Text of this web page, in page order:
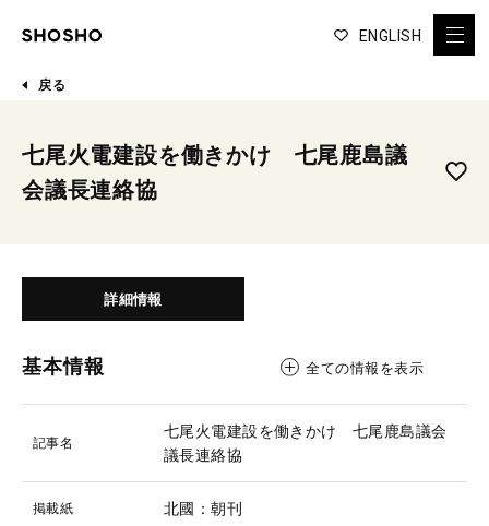
ENGLISH
戻る
七尾火電建設を働きかけ 七尾鹿島議
会議長連絡協
詳細情報
基本情報 全ての情報を表示
記事名
七尾火電建設を働きかけ 七尾鹿島議会
議長連絡協
掲載紙 北國：朝刊